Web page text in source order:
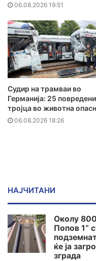
06.08.2026 19:51
Судир на трамваи во
Германија: 25
тројца во животна
06.08.2026 18:26
НАЈЧИТАНИ
Околу
Попов 1“
ќе ја
зграда